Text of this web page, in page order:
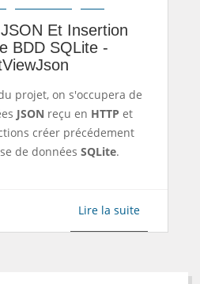
Et Insertion
BDD SQLite -
projet, on s'occupera de
JSON reçu en HTTP et
créer précédement
de données SQLite.
Lire la suite